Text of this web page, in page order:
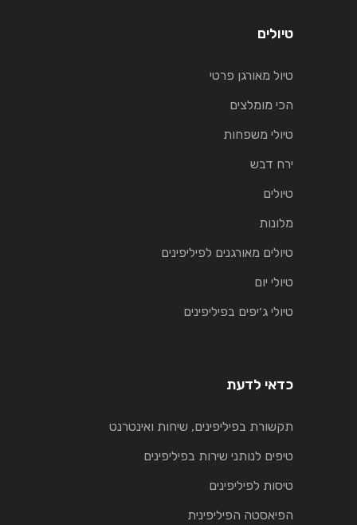
טיולים
טיול מאורגן פרטי
הכי מומלצים
טיולי משפחות
ירח דבש
טיולים
מלונות
טיולים מאורגנים לפיליפינים
טיולי יום
טיולי ג׳יפים בפיליפינים
כדאי לדעת
תקשורת בפיליפינים, שיחות ואינטרנט
טיפים לנותני שירות בפיליפינים
טיסות לפיליפינים
הפיאסטה הפיליפינית